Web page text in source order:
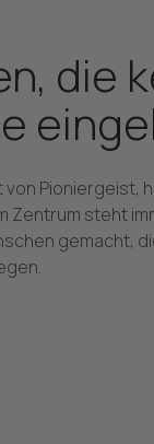
die
Pioniergeist,
Zentrum steht
gemacht,